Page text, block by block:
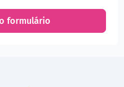
formulário